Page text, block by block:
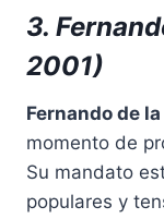
3.
2001)
Fernando de la
momento de
Su mandato
populares y